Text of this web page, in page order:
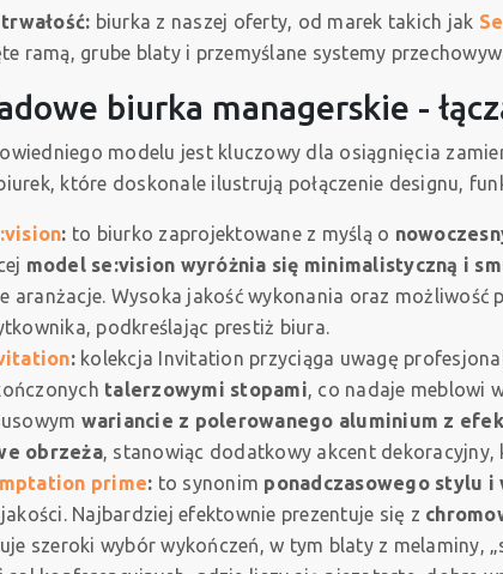
biurka z naszej oferty, od marek takich jak
ramą, grube blaty i przemyślane systemy
biurka managerskie -
modelu jest kluczowy dla osiągnięcia
które doskonale ilustrują połączenie designu,
: to biurko zaprojektowane z myślą o
model se:vision wyróżnia się minimalistyczną i
aranżacje. Wysoka jakość wykonania oraz
podkreślając prestiż biura.
:kolekcja Invitation przyciąga uwagę
talerzowymi stopami, co nadaje meblowi
wariancie z polerowanego aluminium z
obrzeża, stanowiąc dodatkowy akcent
prime: to synonim ponadczasowego stylu i
Najbardziej efektownie prezentuje się z
szeroki wybór wykończeń, w tym blaty z melaminy,